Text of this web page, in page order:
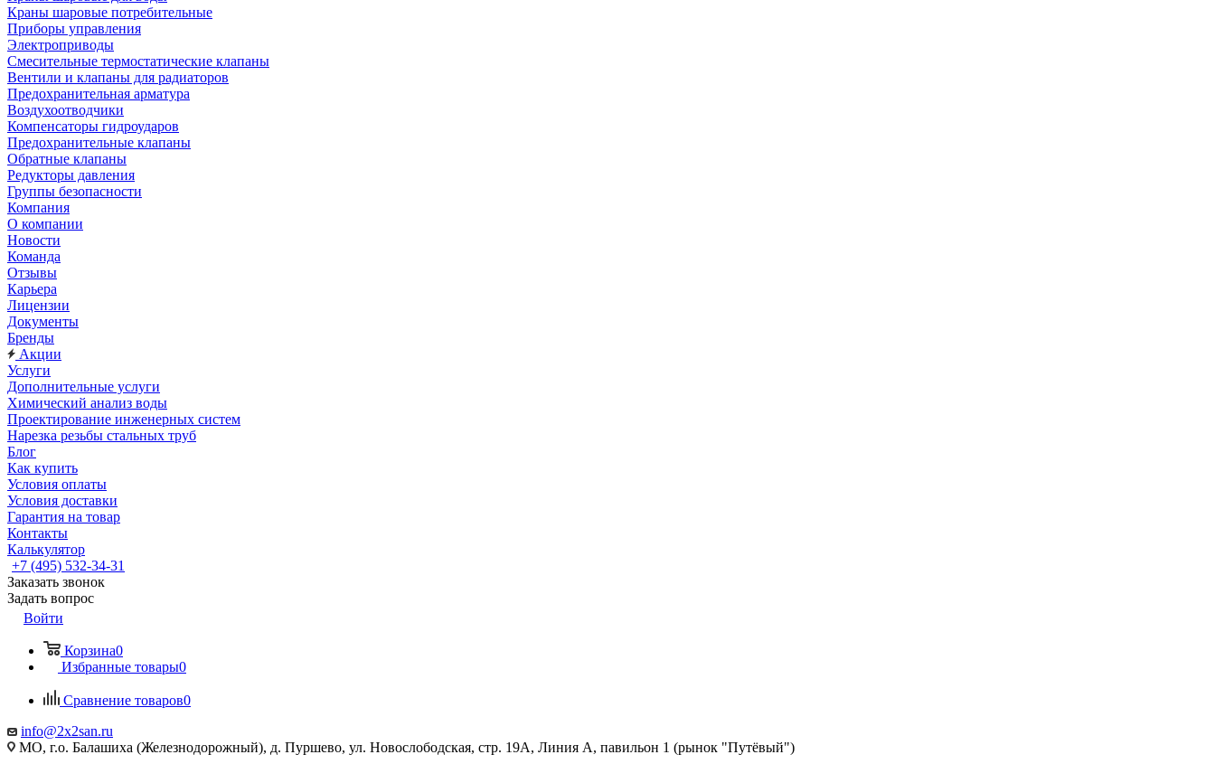
Краны шаровые потребительные
Приборы управления
Электроприводы
Смесительные термостатические клапаны
Вентили и клапаны для радиаторов
Предохранительная арматура
Воздухоотводчики
Компенсаторы гидроударов
Предохранительные клапаны
Обратные клапаны
Редукторы давления
Группы безопасности
Компания
О компании
Новости
Команда
Отзывы
Карьера
Лицензии
Документы
Бренды
Акции
Услуги
Дополнительные услуги
Химический анализ воды
Проектирование инженерных систем
Нарезка резьбы стальных труб
Блог
Как купить
Условия оплаты
Условия доставки
Гарантия на товар
Контакты
Калькулятор
+7 (495) 532‑34‑31
Заказать звонок
Задать вопрос
Войти
Корзина0
Избранные товары0
Сравнение товаров0
info@2x2san.ru
МО, г.о. Балашиха (Железнодорожный), д. Пуршево, ул. Новослободская, стр. 19А, Линия А, павильон 1 (рынок "Путёвый")